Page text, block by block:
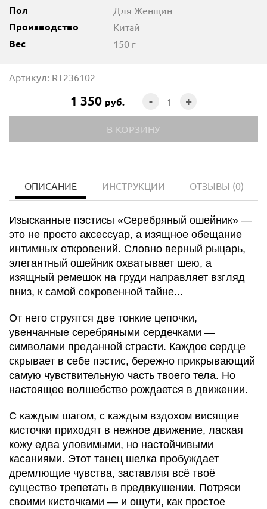
Пол Для Женщин
Производство Китай
Вес 150 г
Артикул: RT236102
1 350 руб. - +
ОПИСАНИЕ ИНСТРУКЦИИ ОТЗЫВЫ (0)
Изысканные пэстисы «Серебряный ошейник» —
это не просто аксессуар, а изящное обещание
интимных откровений. Словно верный рыцарь,
элегантный ошейник охватывает шею, а
изящный ремешок на груди направляет взгляд
вниз, к самой сокровенной тайне...
От него струятся две тонкие цепочки,
увенчанные серебряными сердечками —
символами преданной страсти. Каждое сердце
скрывает в себе пэстис, бережно прикрывающий
самую чувствительную часть твоего тела. Но
настоящее волшебство рождается в движении.
С каждым шагом, с каждым вздохом висящие
кисточки приходят в нежное движение, лаская
кожу едва уловимыми, но настойчивыми
касаниями. Этот танец шелка пробуждает
дремлющие чувства, заставляя всё твоё
существо трепетать в предвкушении. Потряси
своими кисточками — и ощути, как простое